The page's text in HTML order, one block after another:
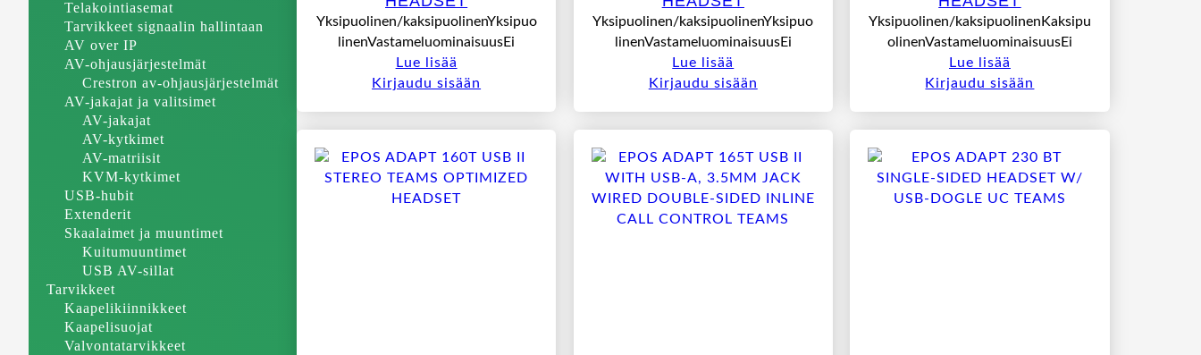
Telakointiasemat
Tarvikkeet signaalin hallintaan
AV over IP
AV-ohjausjärjestelmät
Crestron av-ohjausjärjestelmät
AV-jakajat ja valitsimet
AV-jakajat
AV-kytkimet
AV-matriisit
KVM-kytkimet
USB-hubit
Extenderit
Skaalaimet ja muuntimet
Kuitumuuntimet
USB AV-sillat
Tarvikkeet
Kaapelikiinnikkeet
Kaapelisuojat
Valvontatarvikkeet
Yksipuolinen/kaksipuolinenYksipuo
linenVastameluominaisuusEi
Lue lisää
Kirjaudu sisään
Yksipuolinen/kaksipuolinenYksipuo
linenVastameluominaisuusEi
Lue lisää
Kirjaudu sisään
Yksipuolinen/kaksipuolinenKaksipu
olinenVastameluominaisuusEi
Lue lisää
Kirjaudu sisään